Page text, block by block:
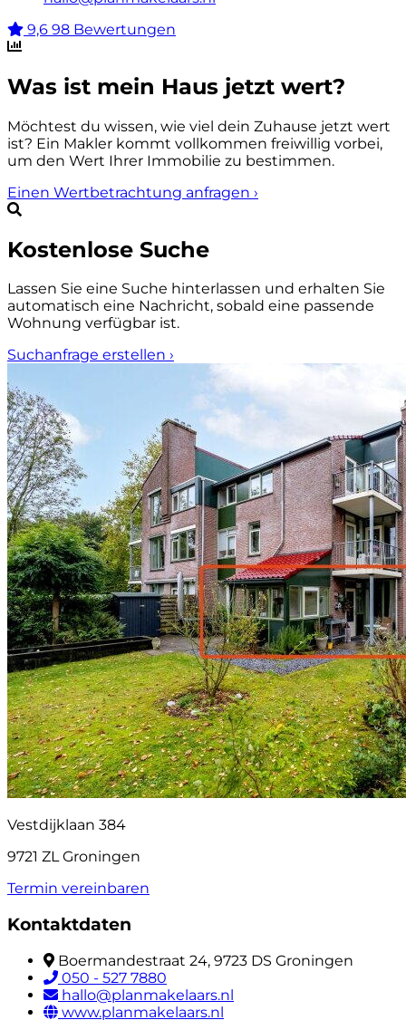
9,6 98 Bewertungen
Was ist mein Haus jetzt wert?
Möchtest du wissen, wie viel dein Zuhause jetzt wert
ist? Ein Makler kommt vollkommen freiwillig vorbei,
um den Wert Ihrer Immobilie zu bestimmen.
Einen Wertbetrachtung anfragen ›
Kostenlose Suche
Lassen Sie eine Suche hinterlassen und erhalten Sie
automatisch eine Nachricht, sobald eine passende
Wohnung verfügbar ist.
Suchanfrage erstellen ›
Vestdijklaan 384
9721 ZL Groningen
Termin vereinbaren
Kontaktdaten
Boermandestraat 24, 9723 DS Groningen
050 - 527 7880
hallo@planmakelaars.nl
www.planmakelaars.nl